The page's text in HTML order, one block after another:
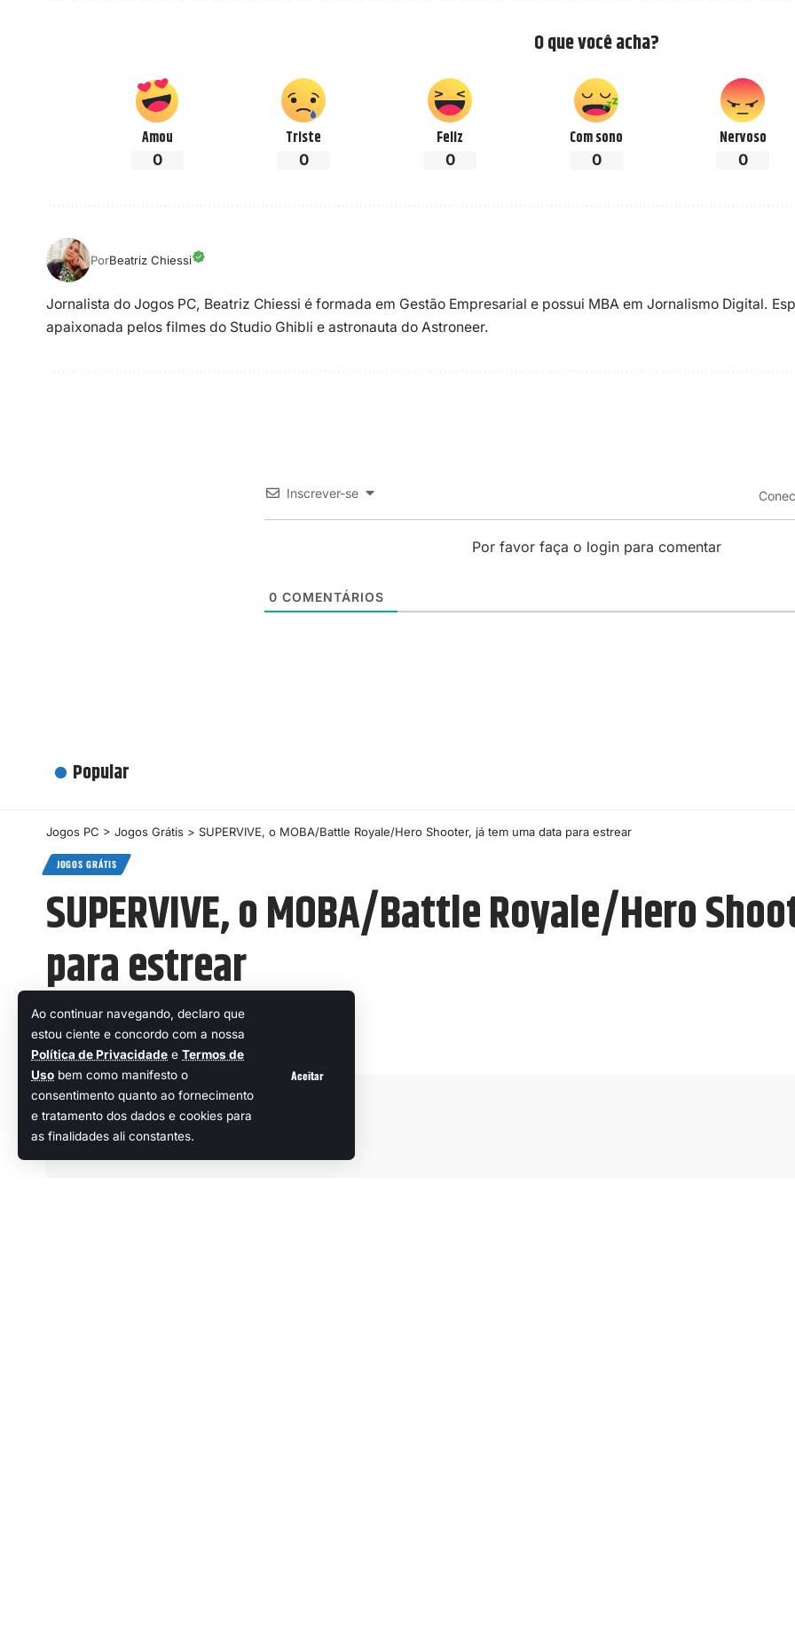
Ao continuar navegando, declaro que
estou ciente e concordo com a nossa
Política de Privacidade e Termos de
Uso bem como manifesto o
consentimento quanto ao fornecimento
e tratamento dos dados e cookies para
as finalidades ali constantes.
Aceitar
O que você acha?
Amou
0
Triste
0
Feliz
0
Com sono
0
Nervoso
0
PorBeatriz Chiessi
Jornalista do Jogos PC, Beatriz Chiessi é formada em Gestão Empresarial e possui MBA em Jornalismo Digital.
apaixonada pelos filmes do Studio Ghibli e astronauta do Astroneer.
Inscrever-se
Por favor faça o login para comentar
0 COMENTÁRIOS
Popular
Jogos PC > Jogos Grátis > SUPERVIVE, o MOBA/Battle Royale/Hero Shooter, já tem uma data para estrear
JOGOS GRÁTIS
SUPERVIVE, o MOBA/Battle Royale/Hero
para estrear